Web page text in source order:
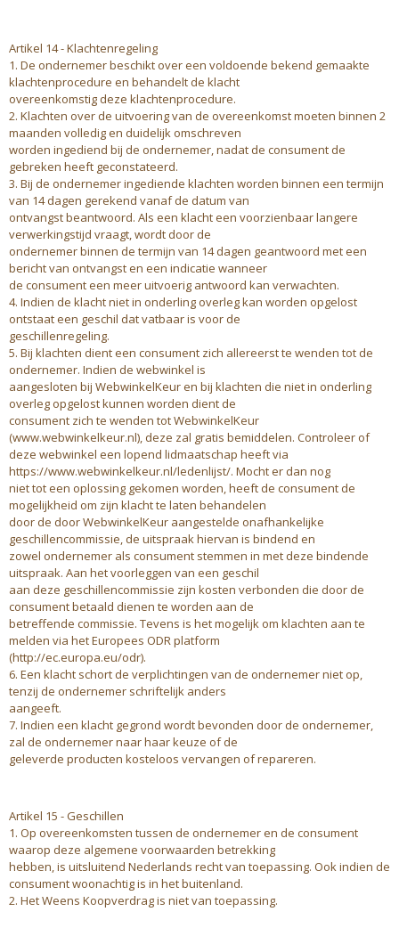
Artikel 14 - Klachtenregeling
1. De ondernemer beschikt over een voldoende bekend gemaakte
klachtenprocedure en behandelt de klacht
overeenkomstig deze klachtenprocedure.
2. Klachten over de uitvoering van de overeenkomst moeten binnen 2
maanden volledig en duidelijk omschreven
worden ingediend bij de ondernemer, nadat de consument de
gebreken heeft geconstateerd.
3. Bij de ondernemer ingediende klachten worden binnen een termijn
van 14 dagen gerekend vanaf de datum van
ontvangst beantwoord. Als een klacht een voorzienbaar langere
verwerkingstijd vraagt, wordt door de
ondernemer binnen de termijn van 14 dagen geantwoord met een
bericht van ontvangst en een indicatie wanneer
de consument een meer uitvoerig antwoord kan verwachten.
4. Indien de klacht niet in onderling overleg kan worden opgelost
ontstaat een geschil dat vatbaar is voor de
geschillenregeling.
5. Bij klachten dient een consument zich allereerst te wenden tot de
ondernemer. Indien de webwinkel is
aangesloten bij WebwinkelKeur en bij klachten die niet in onderling
overleg opgelost kunnen worden dient de
consument zich te wenden tot WebwinkelKeur
(www.webwinkelkeur.nl), deze zal gratis bemiddelen. Controleer of
deze webwinkel een lopend lidmaatschap heeft via
https://www.webwinkelkeur.nl/ledenlijst/. Mocht er dan nog
niet tot een oplossing gekomen worden, heeft de consument de
mogelijkheid om zijn klacht te laten behandelen
door de door WebwinkelKeur aangestelde onafhankelijke
geschillencommissie, de uitspraak hiervan is bindend en
zowel ondernemer als consument stemmen in met deze bindende
uitspraak. Aan het voorleggen van een geschil
aan deze geschillencommissie zijn kosten verbonden die door de
consument betaald dienen te worden aan de
betreffende commissie. Tevens is het mogelijk om klachten aan te
melden via het Europees ODR platform
(http://ec.europa.eu/odr).
6. Een klacht schort de verplichtingen van de ondernemer niet op,
tenzij de ondernemer schriftelijk anders
aangeeft.
7. Indien een klacht gegrond wordt bevonden door de ondernemer,
zal de ondernemer naar haar keuze of de
geleverde producten kosteloos vervangen of repareren.
Artikel 15 - Geschillen
1. Op overeenkomsten tussen de ondernemer en de consument
waarop deze algemene voorwaarden betrekking
hebben, is uitsluitend Nederlands recht van toepassing. Ook indien de
consument woonachtig is in het buitenland.
2. Het Weens Koopverdrag is niet van toepassing.